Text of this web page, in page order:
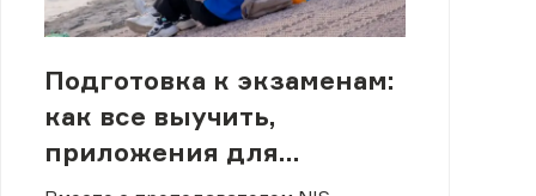
Подготовка к экзаменам:
как все выучить,
приложения для
обучения и техники